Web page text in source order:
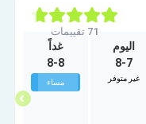
اليوم
8-7
غير متوفر
غداً
8-8
مساء
71 تقييمات